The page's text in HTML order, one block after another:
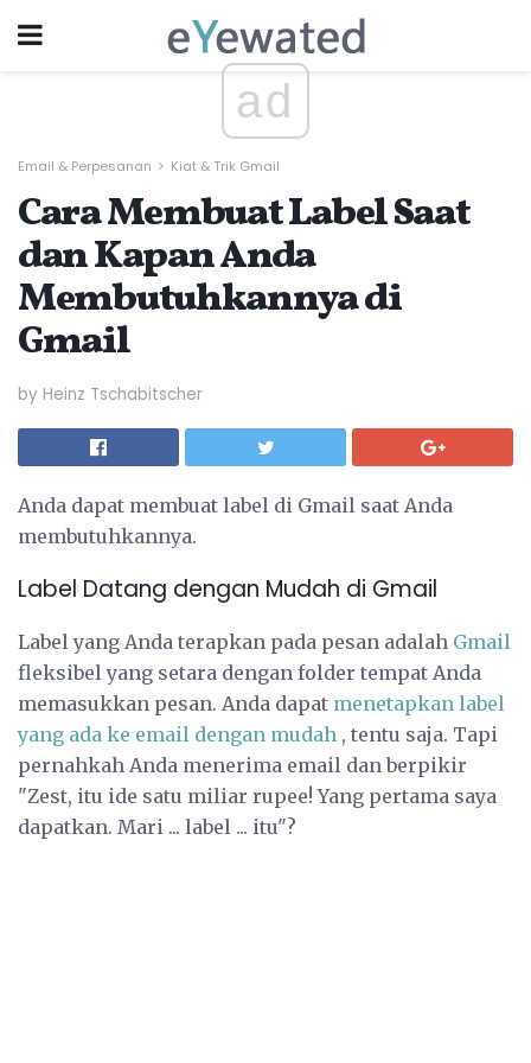
ad
Email & Perpesanan Kiat & Trik Gmail
Cara Membuat Label Saat
dan Kapan Anda
Membutuhkannya di
Gmail
by Heinz Tschabitscher
Anda dapat membuat label di Gmail saat Anda
membutuhkannya.
Label Datang dengan Mudah di Gmail
Label yang Anda terapkan pada pesan adalah Gmail
fleksibel yang setara dengan folder tempat Anda
memasukkan pesan. Anda dapat menetapkan label
yang ada ke email dengan mudah , tentu saja. Tapi
pernahkah Anda menerima email dan berpikir
"Zest, itu ide satu miliar rupee! Yang pertama saya
dapatkan. Mari ... label ... itu"?